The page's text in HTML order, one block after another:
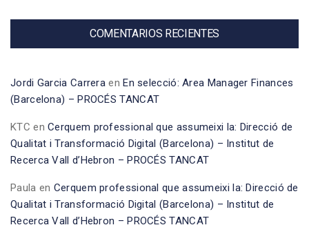
COMENTARIOS RECIENTES
Jordi Garcia Carrera en En selecció: Area Manager Finances
(Barcelona) – PROCÉS TANCAT
KTC enCerquem professional que assumeixi la: Direcció de
Qualitat i Transformació Digital (Barcelona) – Institut de
Recerca Vall d’Hebron – PROCÉS TANCAT
Paula en Cerquem professional que assumeixi la: Direcció de
Qualitat i Transformació Digital (Barcelona) – Institut de
Recerca Vall d’Hebron – PROCÉS TANCAT